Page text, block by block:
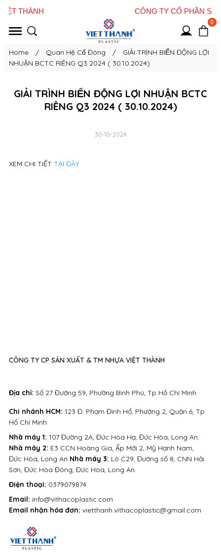
0
Home / Quan Hệ Cổ Đông /
GIẢI TRÌNH BIẾN ĐỘNG LỢI
NHUẬN BCTC RIÊNG Q3 2024 ( 30.10.2024)
GIẢI TRÌNH BIẾN ĐỘNG LỢI NHUẬN BCTC
RIÊNG Q3 2024 ( 30.10.2024)
30-10-2024
XEM CHI TIẾT TẠI ĐÂY
Địa chỉ: Số 27 Đường 59, Phường Bình Phú, Tp Hồ Chí Minh
Điện thoại: 0379079874
Email: info@vithacoplastic.com
Email nhận hóa đơn: vietthanh.vithacoplastic@gmail.com
CÔNG TY CP SẢN XUẤT & TM NHỰA VIỆT THÀNH
Nhà máy 1: 107 Đường 2A, Đức Hòa Hạ, Đức Hòa, Long An..
Nhà máy 2: E3 CCN Hoàng Gia, Ấp Mới 2, Mỹ Hạnh Nam,
Đức Hòa, Long An Nhà máy 3: Lô C29, Đường số 8, CNN Hải
Sơn, Đức Hòa Đông, Đức Hòa, Long An.
Chi nhánh HCM: 123 Đ. Phạm Đình Hổ, Phường 2, Quận 6, Tp
Hồ Chí Minh